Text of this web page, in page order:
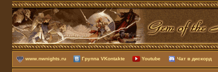
www.nwnights.ru Группа VKontakte Youtube Чат в дискорд